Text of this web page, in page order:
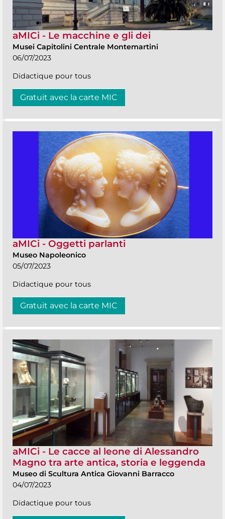
aMICi - Le macchine e gli dei
Musei Capitolini Centrale Montemartini
06/07/2023
Didactique pour tous
Gratuit avec la carte MIC
aMICi - Oggetti parlanti
Museo Napoleonico
05/07/2023
Didactique pour tous
Gratuit avec la carte MIC
aMICi - Le cacce al leone di Alessandro
Magno tra arte antica, storia e leggenda
Museo di Scultura Antica Giovanni Barracco
04/07/2023
Didactique pour tous